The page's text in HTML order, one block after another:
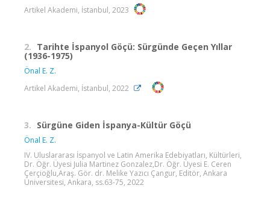
Artikel Akademi, İstanbul, 2023
2. Tarihte İspanyol Göçü: Sürgünde Geçen Yıllar
(1936-1975)
Önal E. Z.
Artikel Akademi, İstanbul, 2022
3. Sürgüne Giden İspanya-Kültür Göçü
Önal E. Z.
IV. Uluslararası İspanyol ve Latin Amerika Edebiyatları, Kültürleri,
Dr. Öğr. Üyesi Julia Martinez Gonzalez,Dr. Öğr. Üyesi E. Ceren
Çerçioğlu,Araş. Gör. dr. Melike Yazıcı Çangur, Editör, Ankara
Üniversitesi, Ankara, ss.63-75, 2022